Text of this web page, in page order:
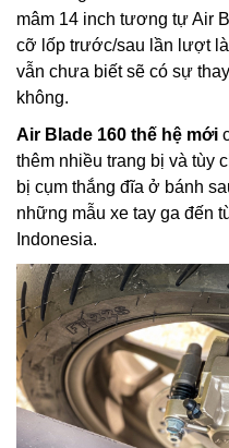
mâm 14 inch tương tự Air
cỡ lốp trước/sau lần lượt
vẫn chưa biết sẽ có sự
không.
Air Blade 160 thế hệ mới
thêm nhiều trang bị và tùy
bị cụm thắng đĩa ở bánh
những mẫu xe tay ga đến
Indonesia.